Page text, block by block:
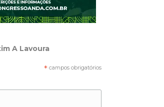
A Lavoura
* campos obrigatórios